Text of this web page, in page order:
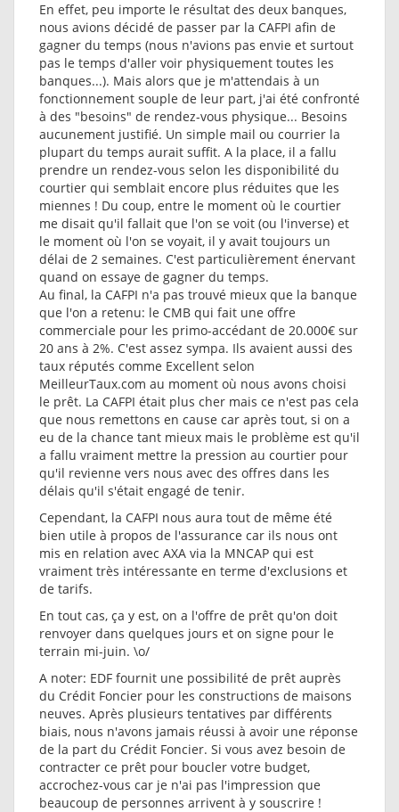
En effet, peu importe le résultat des deux banques,
nous avions décidé de passer par la CAFPI afin de
gagner du temps (nous n'avions pas envie et surtout
pas le temps d'aller voir physiquement toutes les
banques...). Mais alors que je m'attendais à un
fonctionnement souple de leur part, j'ai été confronté
à des "besoins" de rendez-vous physique... Besoins
aucunement justifié. Un simple mail ou courrier la
plupart du temps aurait suffit. A la place, il a fallu
prendre un rendez-vous selon les disponibilité du
courtier qui semblait encore plus réduites que les
miennes ! Du coup, entre le moment où le courtier
me disait qu'il fallait que l'on se voit (ou l'inverse) et
le moment où l'on se voyait, il y avait toujours un
délai de 2 semaines. C'est particulièrement énervant
quand on essaye de gagner du temps.
Au final, la CAFPI n'a pas trouvé mieux que la banque
que l'on a retenu: le CMB qui fait une offre
commerciale pour les primo-accédant de 20.000€ sur
20 ans à 2%. C'est assez sympa. Ils avaient aussi des
taux réputés comme Excellent selon
MeilleurTaux.com au moment où nous avons choisi
le prêt. La CAFPI était plus cher mais ce n'est pas cela
que nous remettons en cause car après tout, si on a
eu de la chance tant mieux mais le problème est qu'il
a fallu vraiment mettre la pression au courtier pour
qu'il revienne vers nous avec des offres dans les
délais qu'il s'était engagé de tenir.
Cependant, la CAFPI nous aura tout de même été
bien utile à propos de l'assurance car ils nous ont
mis en relation avec AXA via la MNCAP qui est
vraiment très intéressante en terme d'exclusions et
de tarifs.
En tout cas, ça y est, on a l'offre de prêt qu'on doit
renvoyer dans quelques jours et on signe pour le
terrain mi-juin. \o/
A noter: EDF fournit une possibilité de prêt auprès
du Crédit Foncier pour les constructions de maisons
neuves. Après plusieurs tentatives par différents
biais, nous n'avons jamais réussi à avoir une réponse
de la part du Crédit Foncier. Si vous avez besoin de
contracter ce prêt pour boucler votre budget,
accrochez-vous car je n'ai pas l'impression que
beaucoup de personnes arrivent à y souscrire !